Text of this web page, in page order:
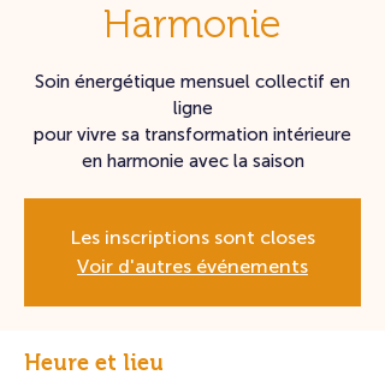
Harmonie
Soin énergétique mensuel collectif en
ligne
pour vivre sa transformation intérieure
en harmonie avec la saison
Les inscriptions sont closes
Voir d'autres événements
Heure et lieu